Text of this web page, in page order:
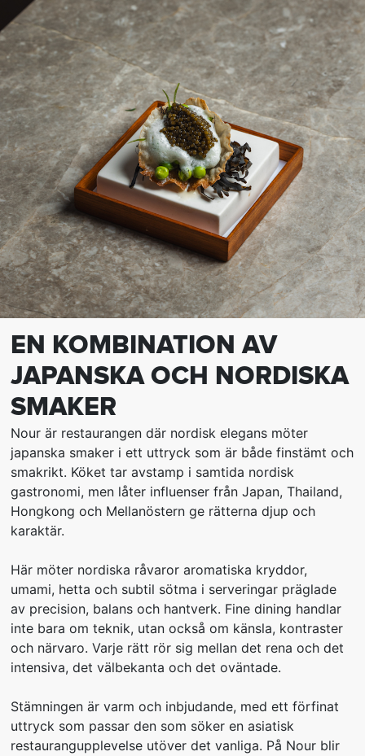
EN KOMBINATION AV
JAPANSKA OCH NORDISKA
SMAKER
Nour är restaurangen där nordisk elegans möter
japanska smaker i ett uttryck som är både finstämt och
smakrikt. Köket tar avstamp i samtida nordisk
gastronomi, men låter influenser från Japan, Thailand,
Hongkong och Mellanöstern ge rätterna djup och
karaktär.
Här möter nordiska råvaror aromatiska kryddor,
umami, hetta och subtil sötma i serveringar präglade
av precision, balans och hantverk. Fine dining handlar
inte bara om teknik, utan också om känsla, kontraster
och närvaro. Varje rätt rör sig mellan det rena och det
intensiva, det välbekanta och det oväntade.
Stämningen är varm och inbjudande, med ett förfinat
uttryck som passar den som söker en asiatisk
restaurangupplevelse utöver det vanliga. På Nour blir